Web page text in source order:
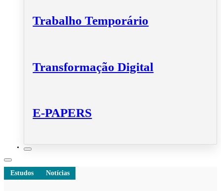
Trabalho Temporário
Transformação Digital
E-PAPERS
Estudos Notícias